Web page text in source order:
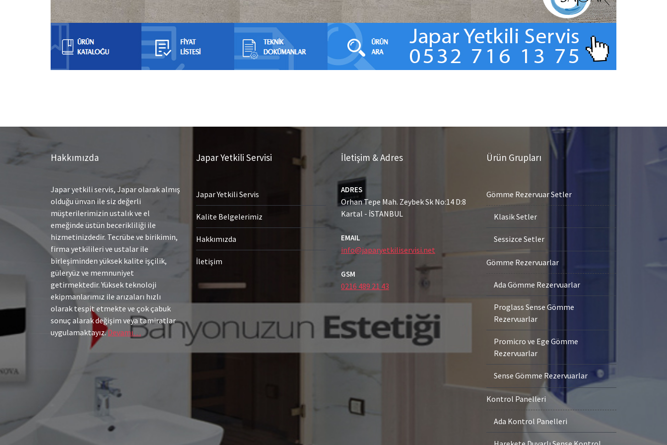
Hakkımızda
Japar yetkili servis, Japar olarak almış
olduğu ünvan ile siz değerli
müşterilerimizin ustalık ve el
emeğinde üstün becerikliliği ile
hizmetinizdedir. Tecrübe ve birikimin,
firma yetkilileri ve ustalar ile
birleşiminden yüksek kalite işçilik,
güleryüz ve memnuniyet
getirmektedir. Yüksek teknoloji
ekipmanlarımız ile arızaları hızlı
olarak tespit etmekte ve çok çabuk
sonuç alarak değişim veya tamiratlar
uygulamaktayız.Devamı…
Japar Yetkili Servisi
Japar Yetkili Servis
Kalite Belgelerimiz
Hakkımızda
İletişim
İletişim & Adres
ADRES
Orhan Tepe Mah. Zeybek Sk No:14 D:8
Kartal - İSTANBUL
EMAIL
info@japaryetkiliservisi.net
GSM
0216 489 21 43
Ürün Grupları
Gömme Rezervuar Setler
Klasik Setler
Sessizce Setler
Gömme Rezervuarlar
Ada Gömme Rezervuarlar
Proglass Sense Gömme
Rezervuarlar
Promicro ve Ege Gömme
Rezervuarlar
Sense Gömme Rezervuarlar
Kontrol Panelleri
Ada Kontrol Panelleri